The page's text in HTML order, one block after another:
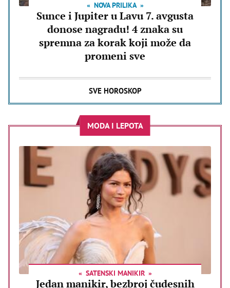
NOVA PRILIKA
Sunce i Jupiter u Lavu 7. avgusta
donose nagradu! 4 znaka su
spremna za korak koji može da
promeni sve
SVE HOROSKOP
MODA I LEPOTA
SATENSKI MANIKIR
Jedan manikir, bezbroj čudesnih